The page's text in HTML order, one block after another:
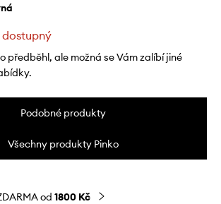
dostupný
předběhl, ale možná se Vám zalíbí jiné
Podobné produkty
Všechny produkty Pinko
od 1800 Kč